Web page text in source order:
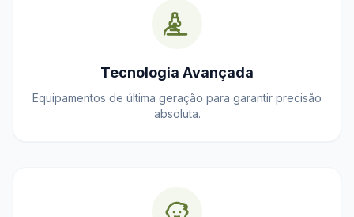
Tecnologia Avançada
Equipamentos de última geração para garantir precisão
absoluta.